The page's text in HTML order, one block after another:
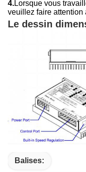
4.Lorsque vous
veuillez faire attention
Le dessin
Balises: